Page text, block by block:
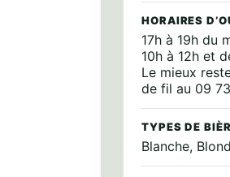
HORAIRES
17h à 19h du
10h à 12h et
Le mieux
de fil au 09
TYPES DE
Blanche,